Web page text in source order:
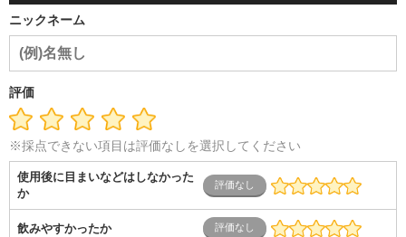
容・エステ・リラクゼーション
旅行・ホテル・航空・ブライ
ダル・葬祭
音響
芸能・イベント・コンパニオン
ム開発・SE・インフラ）
導体・制御）
介護
ス
士業・コンサルティング
ービス
コールセンター マーケティング・企画
専業主婦（夫）
営業
ニックネーム
評価
※採点できない項目は評価なしを選択してください
使用後に目まいなどはしなかった
か
飲みやすかったか